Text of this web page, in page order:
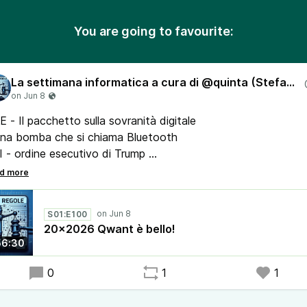
You are going to favourite:
La settimana informatica a cura di @quinta (Stefano Quintarelli) con Lanfranco Palazzolo (Radio Radicale)
- Il pacchetto sulla sovranità digitale
bomba che si chiama Bluetooth
- ordine esecutivo di Trump
cambia la privacy
- gli esperti per il rispetto delle regole
digitale di Mourinho
- Il traffico dei bot e dell’AI
europeo sceglie Qwant
Glasses - cosa aveva promesso Meta?
accessibile all’UE
S01:E100
20x2026 Qwant è bello!
0 1 1